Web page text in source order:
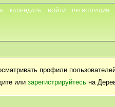
КАЛЕНДАРЬ ВОЙТИ РЕГИСТРАЦИЯ
профили
или зарегистрируйтесь на